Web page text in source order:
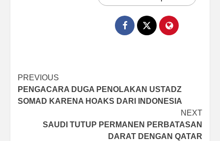
Post
navigation
PREVIOUS
PENGACARA DUGA PENOLAKAN USTADZ
SOMAD KARENA HOAKS DARI INDONESIA
NEXT
SAUDI TUTUP PERMANEN PERBATASAN
DARAT DENGAN QATAR